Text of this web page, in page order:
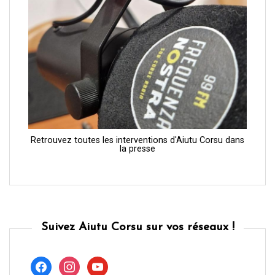
Retrouvez toutes les interventions d'Aiutu Corsu dans
la presse
Suivez Aiutu Corsu sur vos réseaux !
facebookinstagramyoutube